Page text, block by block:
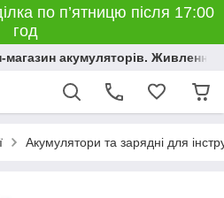
по п’ятницю після 17:00
год
акумуляторів. Живлення,
Акумулятори та зарядні для